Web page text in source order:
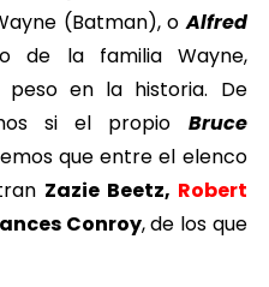
(Batman), oAlfred
de la familia Wayne,
en la historia. De
si el propio Bruce
que entre el elenco
Zazie Beetz, Robert
Conroy, de los que